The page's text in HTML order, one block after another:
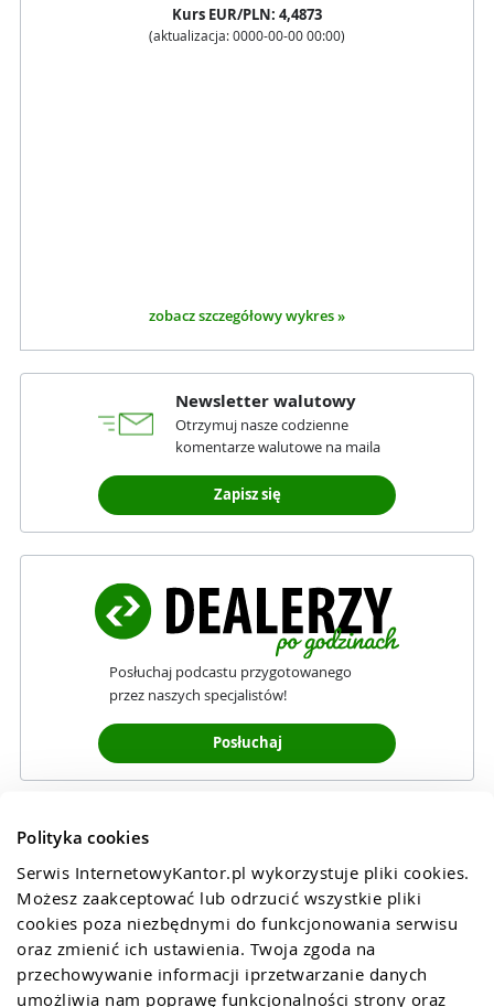
Polityka cookies
Serwis InternetowyKantor.pl wykorzystuje pliki cookies.
Możesz zaakceptować lub odrzucić wszystkie pliki
cookies poza niezbędnymi do funkcjonowania serwisu
oraz zmienić ich ustawienia. Twoja zgoda na
przechowywanie informacji iprzetwarzanie danych
umożliwia nam poprawę funkcjonalności strony oraz
Kurs EUR/PLN: 4,4873
(aktualizacja: 0000-00-00 00:00)
zobacz szczegółowy wykres »
Newsletter walutowy
Otrzymuj nasze codzienne
komentarze walutowe na maila
Zapisz się
Posłuchaj podcastu przygotowanego
przez naszych specjalistów!
Posłuchaj